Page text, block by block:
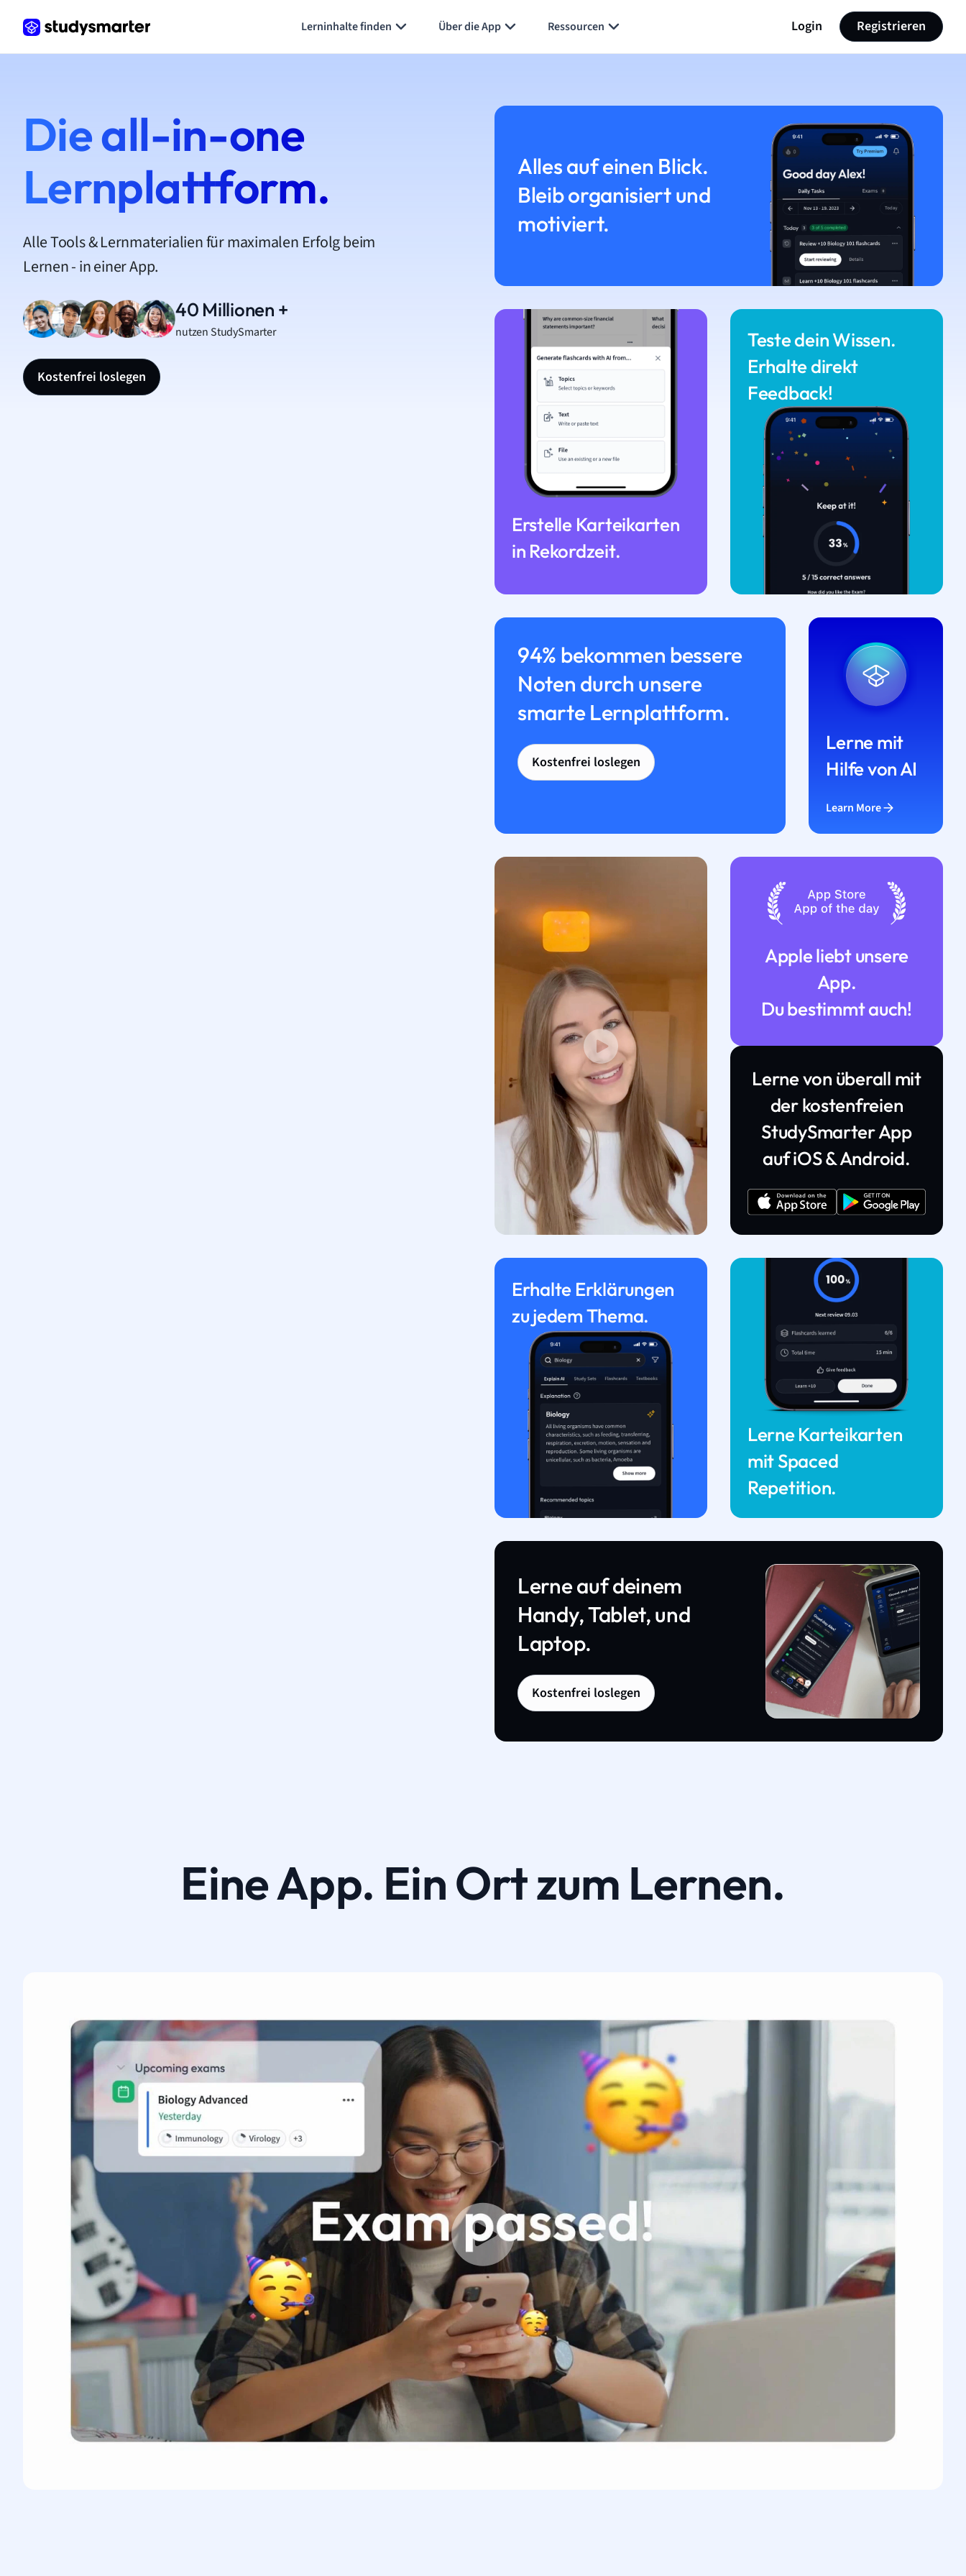
Lerninhalte finden Über die App Ressourcen Login Registrieren
Die all-in-one
Lernplattform.
Alle Tools & Lernmaterialien für maximalen Erfolg beim
Lernen - in einer App.
40 Millionen +
nutzen StudySmarter
Kostenfrei loslegen
Alles auf einen Blick.
Bleib organisiert und
motiviert.
Erstelle Karteikarten
in Rekordzeit.
Teste dein Wissen.
Erhalte direkt
Feedback!
94% bekommen bessere
Noten durch unsere
smarte Lernplattform.
Kostenfrei loslegen
Lerne mit
Hilfe von AI
Learn More
Apple liebt unsere
App.
Du bestimmt auch!
Lerne von überall mit
der kostenfreien
StudySmarter App
auf iOS & Android.
Erhalte Erklärungen
zu jedem Thema.
Lerne Karteikarten
mit Spaced
Repetition.
Lerne auf deinem
Handy, Tablet, und
Laptop.
Kostenfrei loslegen
Eine App. Ein Ort zum Lernen.